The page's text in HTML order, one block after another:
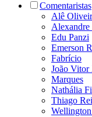
Comentaristas
Alê
Alexandre
Edu Panzi
Emerson
Fabrício
João Vitor
Marques
Nathália
Thiago